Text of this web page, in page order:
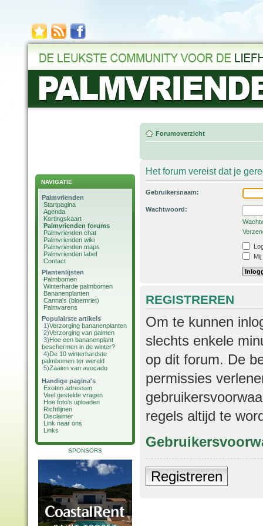
NAVIGATIE
Palmvrienden
Startpagina
Agenda
Kortingskaart
Palmvrienden forums
Palmvrienden chat
Palmvrienden wiki
Palmvrienden maps
Palmvrienden label
Contact
Plantenlijsten
Palmbomen
Winterharde palmbomen
Bananenplanten
Canna's (bloemriet)
Palmvarens
Populairste artikels
1)Verzorging bananenplanten
2)Verzorging van palmen
3)Hoe een bananenplant
beschermen in de winter?
4)De 10 winterhardste
palmbomen ter wereld
5)Zaaien van avocado
Handige pagina's
Exoten adressen
Veel gestelde vragen
Hoe foto's uploaden
Richtlijnen
Disclaimer
Link naar ons
Links
SPONSORS
Forumoverzicht
Het forum vereist dat je
Gebruikersnaam:
Wachtwoord:
REGISTREREN
Om te kunnen
slechts enkele
op dit forum. De
permissies
regels altijd te
Registreren